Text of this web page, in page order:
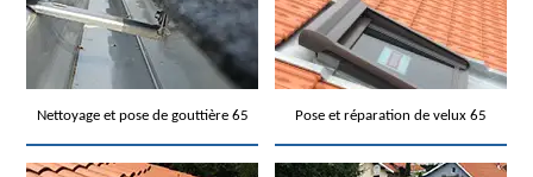
Nettoyage et pose de gouttière 65 Pose et réparation de velux 65